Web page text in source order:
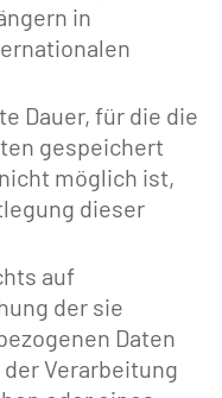
in
Dauer, für die die
gespeichert
möglich ist,
dieser
auf
der sie
Daten
Verarbeitung